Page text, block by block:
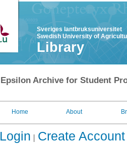
Sveriges lantbruksuniversitet
Swedish University of
Library
Epsilon Archive for Student
Home About
Login Create Account